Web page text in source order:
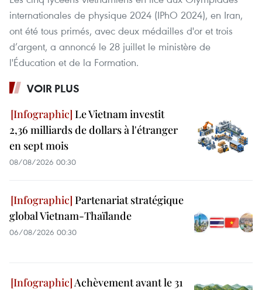
internationales de physique 2024 (IPhO 2024), en Iran,
ont été tous primés, avec deux médailles d'or et trois
d’argent, a annoncé le 28 juillet le ministère de
l'Éducation et de la Formation.
VOIR PLUS
Le Vietnam investit
2,36 milliards de dollars à l'étranger
en sept mois
08/08/2026 00:30
Partenariat stratégique
global Vietnam-Thaïlande
06/08/2026 00:30
Achèvement avant le 31